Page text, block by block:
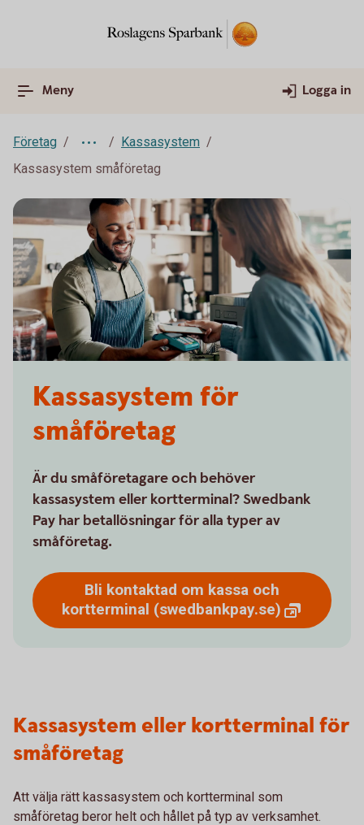
Meny Logga in
Företag
Kassasystem
Kassasystem småföretag
Kassasystem för
småföretag
Är du småföretagare och behöver
kassasystem eller kortterminal? Swedbank
Pay har betallösningar för alla typer av
småföretag.
Bli kontaktad om kassa och
kortterminal (swedbankpay.se)
Kassasystem eller kortterminal för
småföretag
Att välja rätt kassasystem och kortterminal som
småföretag beror helt och hållet på typ av verksamhet.